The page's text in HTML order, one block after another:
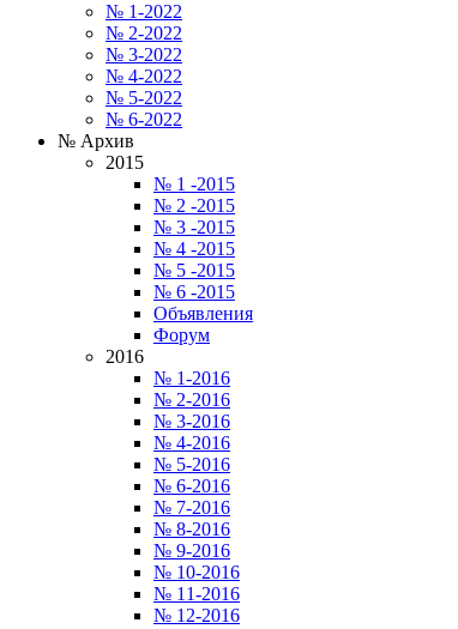
№ 1-2022
№ 2-2022
№ 3-2022
№ 4-2022
№ 5-2022
№ 6-2022
№ Архив
2015
№ 1 -2015
№ 2 -2015
№ 3 -2015
№ 4 -2015
№ 5 -2015
№ 6 -2015
Объявления
Форум
2016
№ 1-2016
№ 2-2016
№ 3-2016
№ 4-2016
№ 5-2016
№ 6-2016
№ 7-2016
№ 8-2016
№ 9-2016
№ 10-2016
№ 11-2016
№ 12-2016